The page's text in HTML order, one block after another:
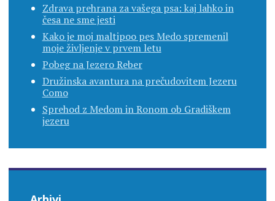
Zdrava prehrana za vašega psa: kaj lahko in
česa ne sme jesti
Kako je moj maltipoo pes Medo spremenil
moje življenje v prvem letu
Pobeg na Jezero Reber
Družinska avantura na prečudovitem Jezeru
Como
Sprehod z Medom in Ronom ob Gradiškem
jezeru